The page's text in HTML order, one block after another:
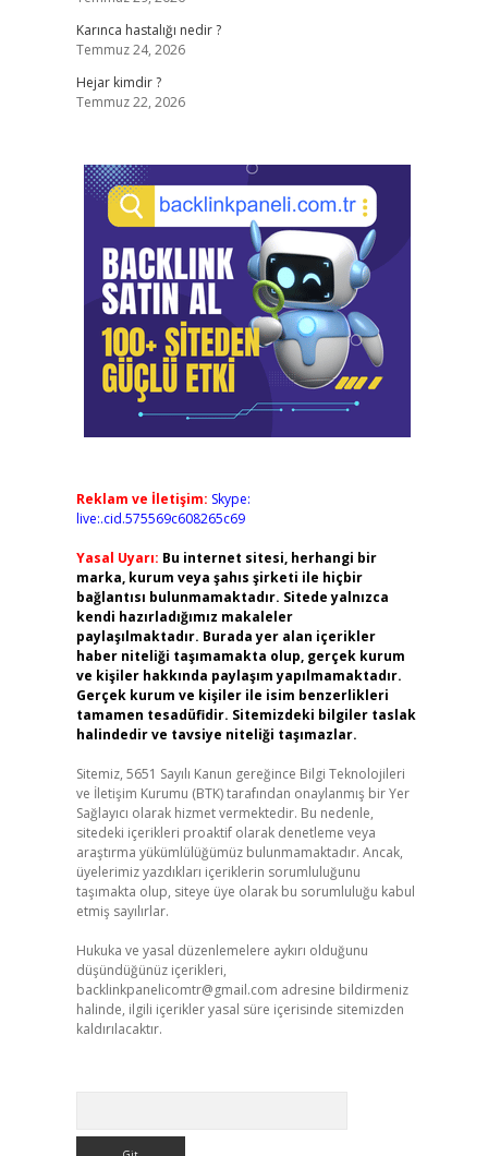
Karınca hastalığı nedir ?
Temmuz 24, 2026
Hejar kimdir ?
Temmuz 22, 2026
Reklam ve İletişim: Skype:
live:.cid.575569c608265c69
Yasal Uyarı: Bu internet sitesi, herhangi bir
marka, kurum veya şahıs şirketi ile hiçbir
bağlantısı bulunmamaktadır. Sitede yalnızca
kendi hazırladığımız makaleler
paylaşılmaktadır. Burada yer alan içerikler
haber niteliği taşımamakta olup, gerçek kurum
ve kişiler hakkında paylaşım yapılmamaktadır.
Gerçek kurum ve kişiler ile isim benzerlikleri
tamamen tesadüfidir. Sitemizdeki bilgiler taslak
halindedir ve tavsiye niteliği taşımazlar.
Sitemiz, 5651 Sayılı Kanun gereğince Bilgi Teknolojileri
ve İletişim Kurumu (BTK) tarafından onaylanmış bir Yer
Sağlayıcı olarak hizmet vermektedir. Bu nedenle,
sitedeki içerikleri proaktif olarak denetleme veya
araştırma yükümlülüğümüz bulunmamaktadır. Ancak,
üyelerimiz yazdıkları içeriklerin sorumluluğunu
taşımakta olup, siteye üye olarak bu sorumluluğu kabul
etmiş sayılırlar.
Hukuka ve yasal düzenlemelere aykırı olduğunu
düşündüğünüz içerikleri,
backlinkpanelicomtr@gmail.com adresine bildirmeniz
halinde, ilgili içerikler yasal süre içerisinde sitemizden
kaldırılacaktır.